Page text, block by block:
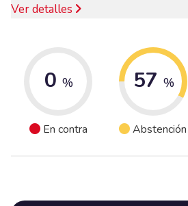
Ver detalles
0 %
En contra
57 %
Abstención